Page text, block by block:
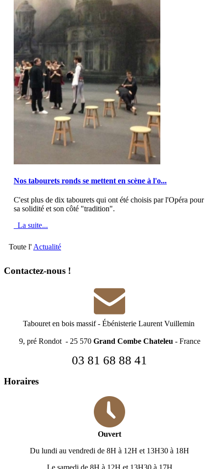
Nos tabourets ronds se mettent en scène à l'o...
C'est plus de dix tabourets qui ont été choisis par l'Opéra pour
sa solidité et son côté "tradition".
La suite...
Toute l' Actualité
Contactez-nous !
Tabouret en bois massif- Ébénisterie Laurent Vuillemin
9, pré Rondot - 25 570 Grand Combe Chateleu - France
03 81 68 88 41
Horaires
Ouvert
Du lundi au vendredi de 8H à 12H et 13H30 à 18H